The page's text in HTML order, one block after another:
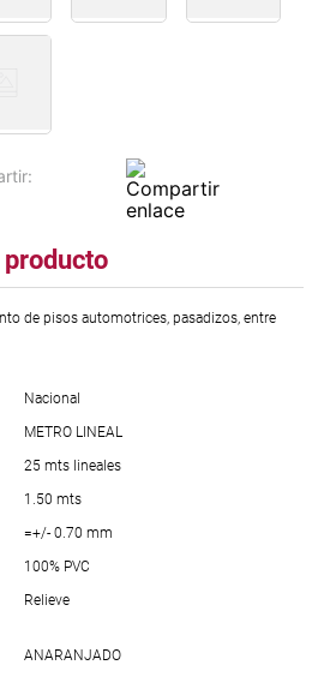
de pisos automotrices, pasadizos, entre
Nacional
METRO LINEAL
25 mts lineales
1.50 mts
=+/- 0.70 mm
100% PVC
Relieve
ANARANJADO